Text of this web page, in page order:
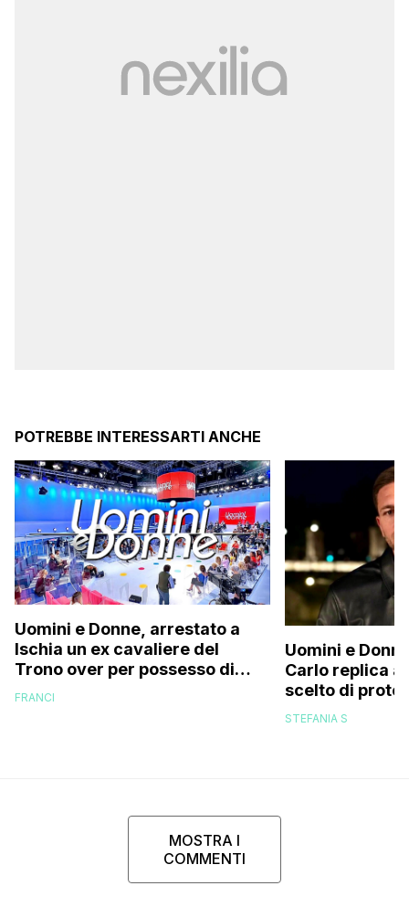
POTREBBE INTERESSARTI ANCHE
Uomini e Donne, arrestato a
Ischia un ex cavaliere del
Trono over per possesso di
documenti falsi e truffa
FRANCI
Uomini e
Carlo replica
scelto di
di mio figlio
STEFANIA S
MOSTRA I
COMMENTI